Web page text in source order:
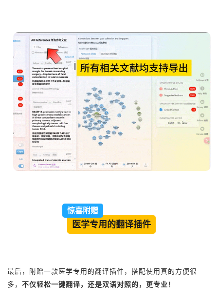
惊喜附赠
医学专用的翻译插件
最后，附赠一款医学专用的翻译插件，搭配使用真的方便很
多， 不仅轻松一键翻译，还是双语对照的，更专业！